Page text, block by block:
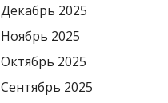
Декабрь 2025
Ноябрь 2025
Октябрь 2025
Сентябрь 2025